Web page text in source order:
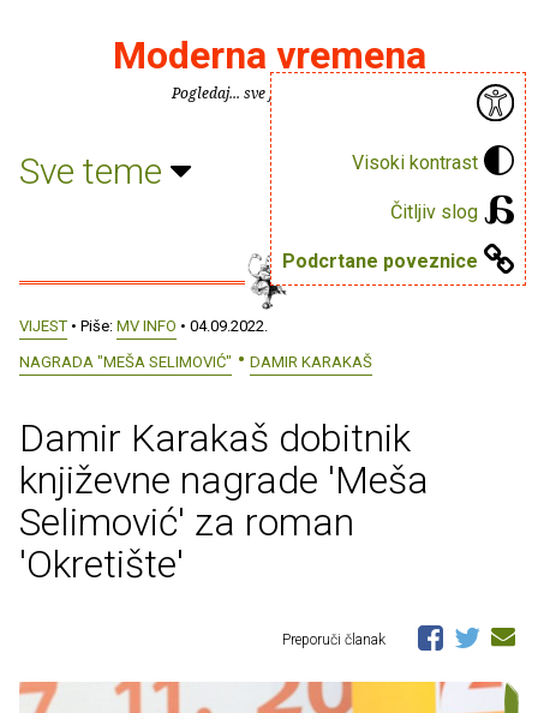
Visoki kontrast
Čitljiv slog
Podcrtane poveznice
Moderna vremena
Pogledaj... sve je puno knjiga.
Sve teme
VIJEST • Piše: MV INFO • 04.09.2022.
NAGRADA "MEŠA SELIMOVIĆ"
DAMIR KARAKAŠ
Damir Karakaš dobitnik
književne nagrade 'Meša
Selimović' za roman
'Okretište'
Preporuči članak